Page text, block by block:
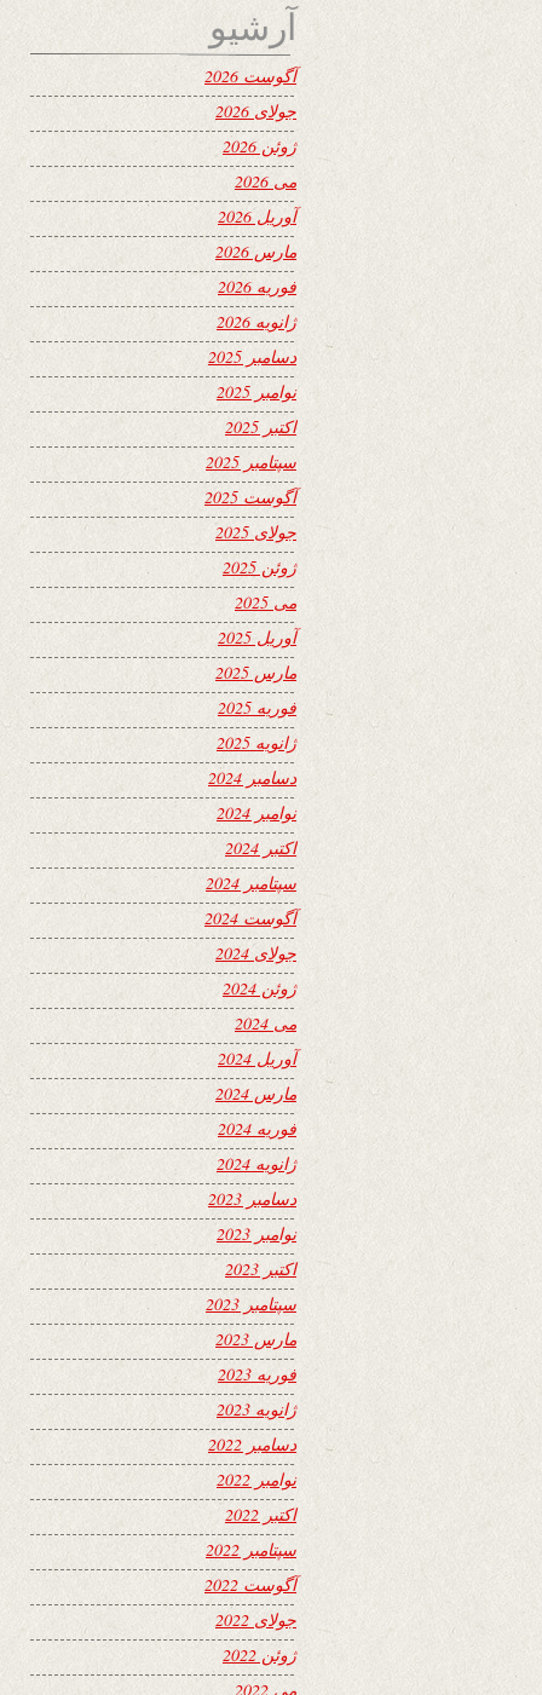
آرشیو
آگوست 2026
جولای 2026
ژوئن 2026
می 2026
آوریل 2026
مارس 2026
فوریه 2026
ژانویه 2026
دسامبر 2025
نوامبر 2025
اکتبر 2025
سپتامبر 2025
آگوست 2025
جولای 2025
ژوئن 2025
می 2025
آوریل 2025
مارس 2025
فوریه 2025
ژانویه 2025
دسامبر 2024
نوامبر 2024
اکتبر 2024
سپتامبر 2024
آگوست 2024
جولای 2024
ژوئن 2024
می 2024
آوریل 2024
مارس 2024
فوریه 2024
ژانویه 2024
دسامبر 2023
نوامبر 2023
اکتبر 2023
سپتامبر 2023
مارس 2023
فوریه 2023
ژانویه 2023
دسامبر 2022
نوامبر 2022
اکتبر 2022
سپتامبر 2022
آگوست 2022
جولای 2022
ژوئن 2022
می 2022